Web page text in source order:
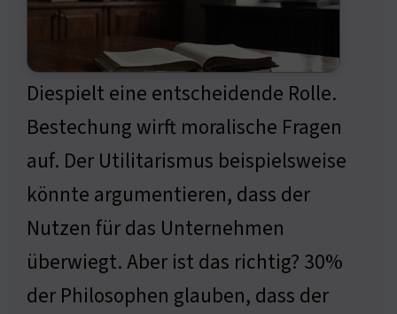
Diespielt eine entscheidende Rolle.
Bestechung wirft moralische Fragen
auf. Der Utilitarismus beispielsweise
könnte argumentieren, dass der
Nutzen für das Unternehmen
überwiegt. Aber ist das richtig? 30%
der Philosophen glauben, dass der